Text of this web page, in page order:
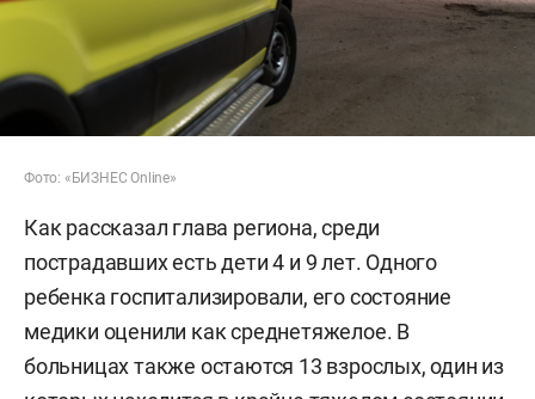
Фото: «БИЗНЕС Online»
Как рассказал глава региона, среди
пострадавших есть дети 4 и 9 лет. Одного
ребенка госпитализировали, его состояние
медики оценили как среднетяжелое. В
больницах также остаются 13 взрослых, один из